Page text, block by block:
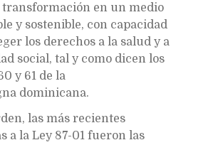
en un medio
y sostenible, con capacidad
los derechos a la salud y a
social, tal y como dicen los
y 61 de la
dominicana.
las más recientes
a la Ley 87-01 fueron las